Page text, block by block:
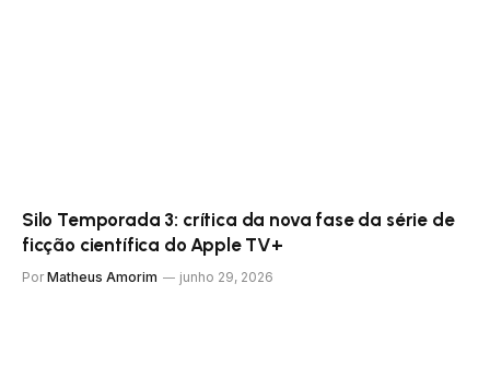
Silo Temporada 3: crítica da nova fase da série de
ficção científica do Apple TV+
Por Matheus Amorim junho 29, 2026